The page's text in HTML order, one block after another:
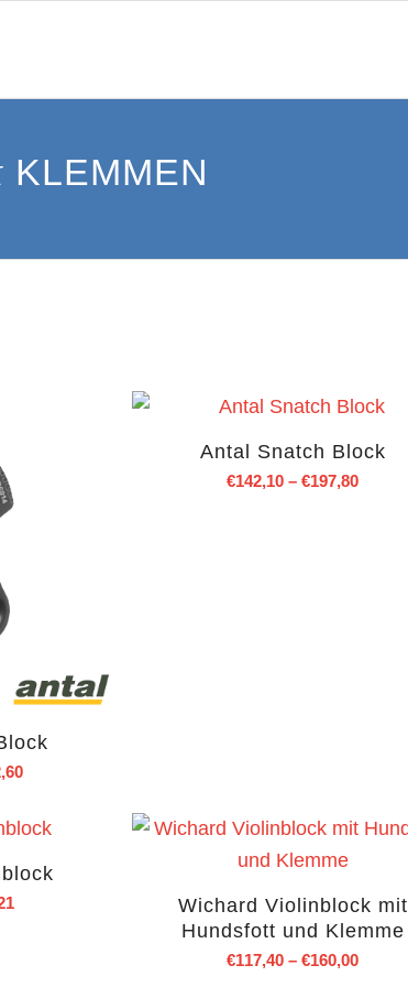
KLEMMEN
Antal Snatch Block
€142,10 –€197,80
Wichard Violinblock mit
Hundsfott und Klemme
€117,40 –€160,00